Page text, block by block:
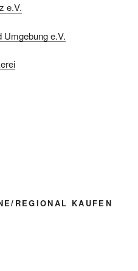
e.V.
e.V.
REGIONAL KAUFEN